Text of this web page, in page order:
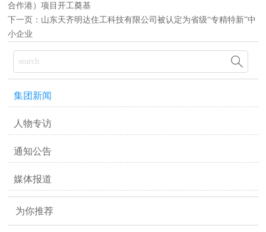
合作港）项目开工奠基
下一页： 山东天齐明达住工科技有限公司被认定为省级“专精特新”中
小企业

集团新闻
人物专访
通知公告
媒体报道
为你推荐